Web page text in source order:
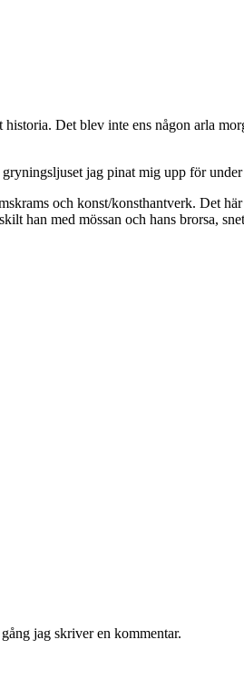
Det blev inte ens någon arla
jag pinat mig upp för
och konst/konsthantverk. Det
han med mössan och hans brorsa,
jag skriver en kommentar.